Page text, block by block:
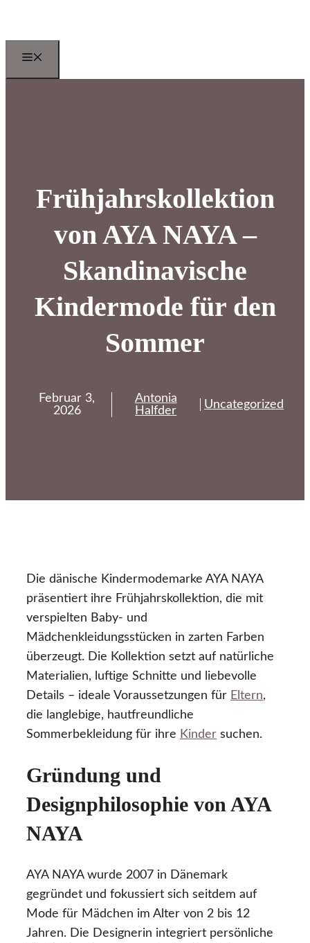
springen
Frühjahrskollektion
von AYA NAYA –
Skandinavische
Kindermode für den
Sommer
Februar 3,
2026
Antonia
Halfder
Uncategorized
Die dänische Kindermodemarke AYA NAYA
präsentiert ihre Frühjahrskollektion, die mit
verspielten Baby- und
Mädchenkleidungsstücken in zarten Farben
überzeugt. Die Kollektion setzt auf natürliche
Materialien, luftige Schnitte und liebevolle
Details – ideale Voraussetzungen für Eltern,
die langlebige, hautfreundliche
Sommerbekleidung für ihre Kinder suchen.
Gründung und
Designphilosophie von AYA
NAYA
AYA NAYA wurde 2007 in Dänemark
gegründet und fokussiert sich seitdem auf
Mode für Mädchen im Alter von 2 bis 12
Jahren. Die Designerin integriert persönliche